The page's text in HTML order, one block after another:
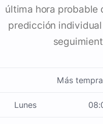
última hora probable
predicción
Más
Lunes